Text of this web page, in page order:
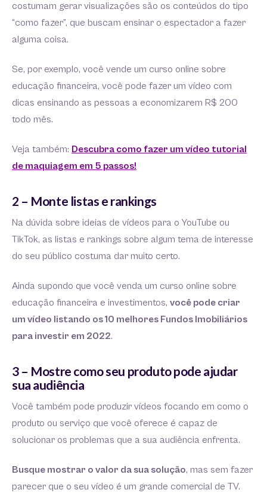
costumam gerar visualizações são os conteúdos do tipo
“como fazer”, que buscam ensinar o espectador a fazer
alguma coisa.
Se, por exemplo, você vende um curso online sobre
educação financeira, você pode fazer um vídeo com
dicas ensinando as pessoas a economizarem R$ 200
todo mês.
Veja também: Descubra como fazer um vídeo tutorial
de maquiagem em 5 passos!
2 – Monte listas e rankings
Na dúvida sobre ideias de vídeos para o YouTube ou
TikTok, as listas e rankings sobre algum tema de interesse
do seu público costuma dar muito certo.
Ainda supondo que você venda um curso online sobre
educação financeira e investimentos, você pode criar
um vídeo listando os 10 melhores Fundos Imobiliários
para investir em 2022.
3 – Mostre como seu produto pode ajudar
sua audiência
Você também pode produzir vídeos focando em como o
produto ou serviço que você oferece é capaz de
solucionar os problemas que a sua audiência enfrenta.
Busque mostrar o valor da sua solução, mas sem fazer
parecer que o seu vídeo é um grande comercial de TV.